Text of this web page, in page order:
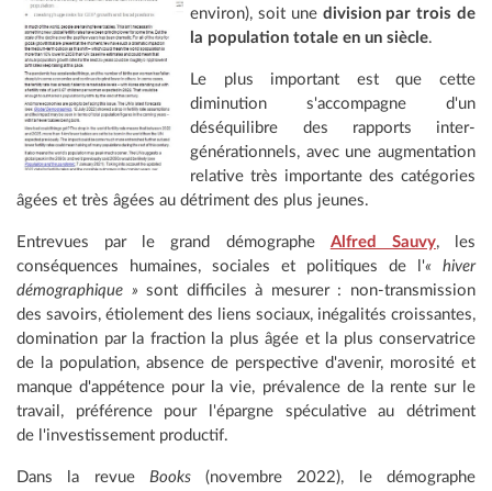
environ), soit unedivision par trois de
la population totale en un siècle.
Le plus important est que cette
diminution s'accompagne d'un
déséquilibre des rapports inter-
générationnels, avec une augmentation
relative très importante des catégories
âgées et très âgées au détriment des plus jeunes.
Entrevues par le grand démographe Alfred Sauvy, les
conséquences humaines, sociales et politiques de l'« hiver
démographique » sont difficiles à mesurer : non-transmission
des savoirs, étiolement des liens sociaux, inégalités croissantes,
domination par la fraction la plus âgée et la plus conservatrice
de la population, absence de perspective d'avenir, morosité et
manque d'appétence pour la vie, prévalence de la rente sur le
travail, préférence pour l'épargne spéculative au détriment
de l'investissement productif.
Dans la revue Books(novembre 2022), le démographe